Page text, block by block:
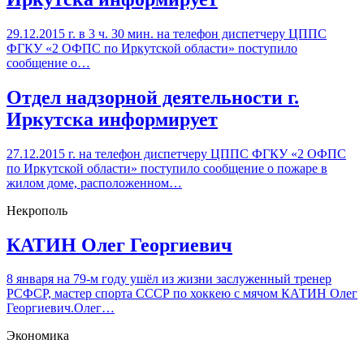
29.12.2015 г. в 3 ч. 30 мин. на телефон диспетчеру ЦППС
ФГКУ «2 ОФПС по Иркутской области» поступило
сообщение о…
Отдел надзорной деятельности г.
Иркутска информирует
27.12.2015 г. на телефон диспетчеру ЦППС ФГКУ «2 ОФПС
по Иркутской области» поступило сообщение о пожаре в
жилом доме, расположенном…
Некрополь
КАТИН Олег Георгиевич
8 января на 79-м году ушёл из жизни заслуженный тренер
РСФСР, мастер спорта СССР по хоккею с мячом КАТИН Олег
Георгиевич.Олег…
Экономика